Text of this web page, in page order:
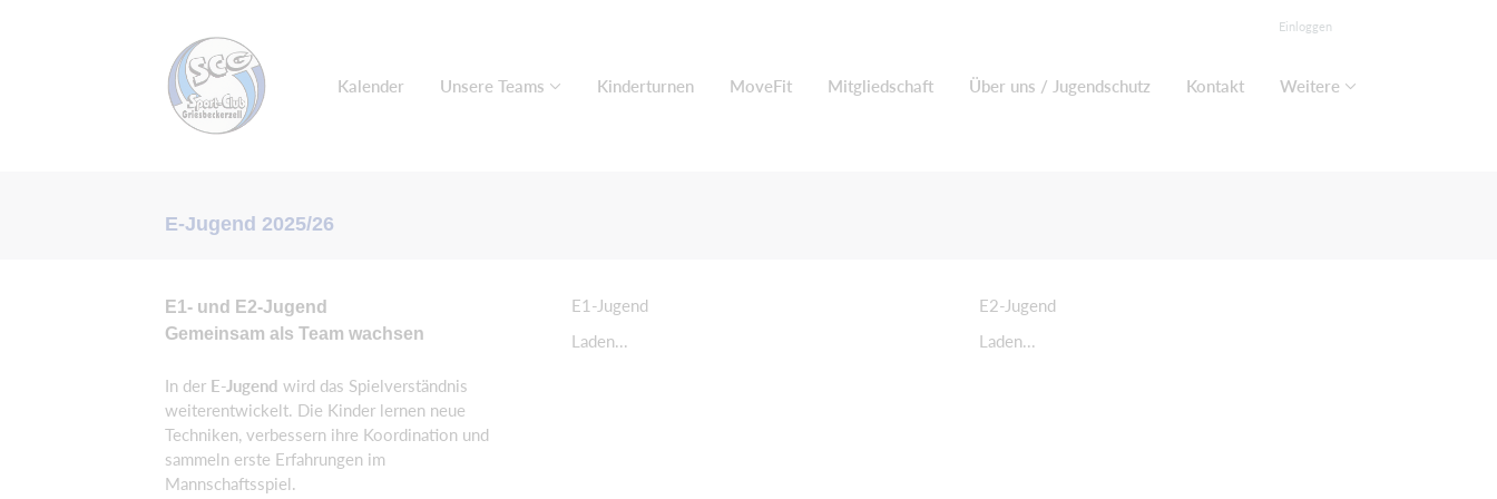
Einloggen
Kalender Unsere Teams Kinderturnen MoveFit Mitgliedschaft Über uns / Jugendschutz Kontakt Weitere
E-Jugend 2025/26
E1- und E2-Jugend
Gemeinsam als Team wachsen
In der E-Jugend wird das Spielverständnis
weiterentwickelt. Die Kinder lernen neue
Techniken, verbessern ihre Koordination und
sammeln erste Erfahrungen im
Mannschaftsspiel.
E1-Jugend
Laden...
E2-Jugend
Laden...